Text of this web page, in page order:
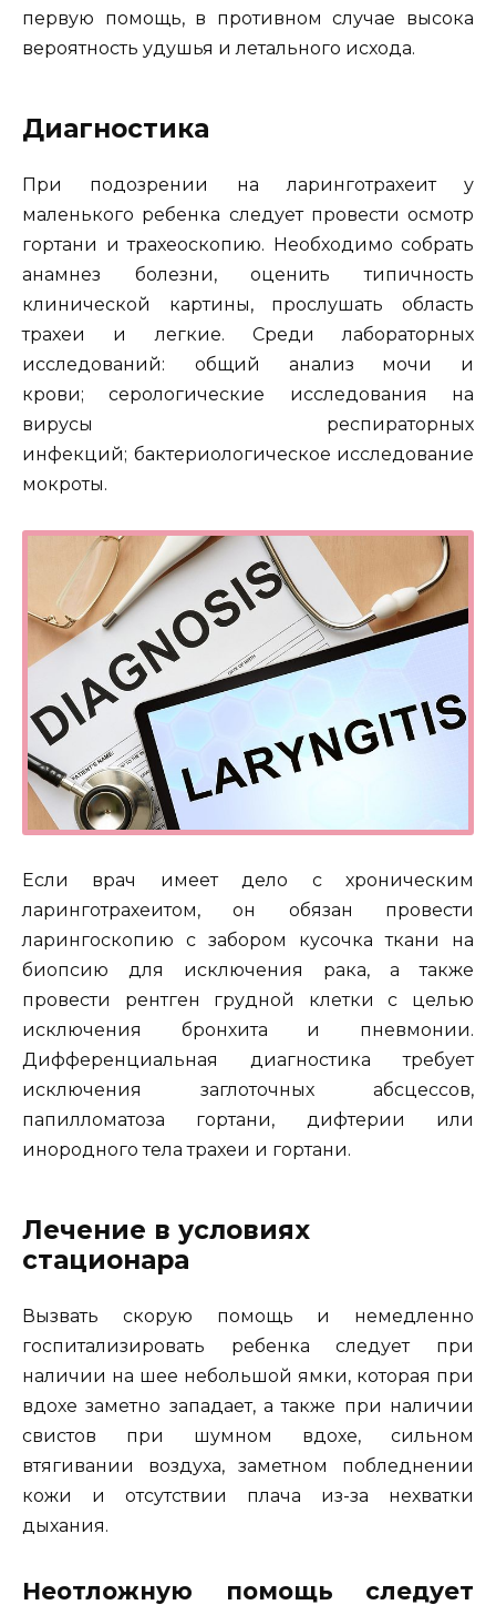
первую помощь, в противном случае высока
вероятность удушья и летального исхода.
Диагностика
При подозрении на ларинготрахеит у
маленького ребенка следует провести осмотр
гортани и трахеоскопию. Необходимо собрать
анамнез болезни, оценить типичность
клинической картины, прослушать область
трахеи и легкие. Среди лабораторных
исследований:
общий анализ мочи и
крови; серологические исследования на
вирусы респираторных
инфекций; бактериологическое исследование
мокроты.
Если врач имеет дело с хроническим
ларинготрахеитом, он обязан провести
ларингоскопию с забором кусочка ткани на
биопсию для исключения рака, а также
провести рентген грудной клетки с целью
исключения бронхита и пневмонии.
Дифференциальная диагностика требует
исключения заглоточных абсцессов,
папилломатоза гортани, дифтерии или
инородного тела трахеи и гортани.
Лечение в условиях
стационара
Вызвать скорую помощь и немедленно
госпитализировать ребенка следует при
наличии на шее небольшой ямки, которая при
вдохе заметно западает, а также при наличии
свистов при шумном вдохе, сильном
втягивании воздуха, заметном побледнении
кожи и отсутствии плача из-за нехватки
дыхания.
Неотложную помощь следует